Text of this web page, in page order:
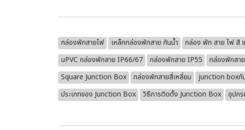
กล่องพักสายไฟ เหล็กกล่องพักสาย กันน้ำ กล่อง พัก สาย ไฟ สี
uPVC กล่องพักสาย IP66/67
กล่องพักสาย IP55 กล่องพักสา
Square Junction Box
กล่องพักสายสี่เหลี่ยม junction boxกั
ประเภทของ Junction Box
วิธีการติดตั้ง Junction Box อุปก